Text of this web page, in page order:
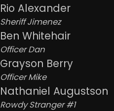
Rio Alexander
Sheriff Jimenez
Ben Whitehair
Officer Dan
Grayson Berry
Officer Mike
Nathaniel Augustson
Rowdy Stranger #1